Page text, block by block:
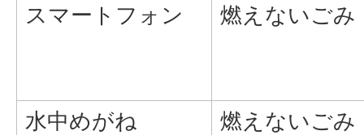
スマートフォン 燃えないごみ
水中めがね
燃えないごみ